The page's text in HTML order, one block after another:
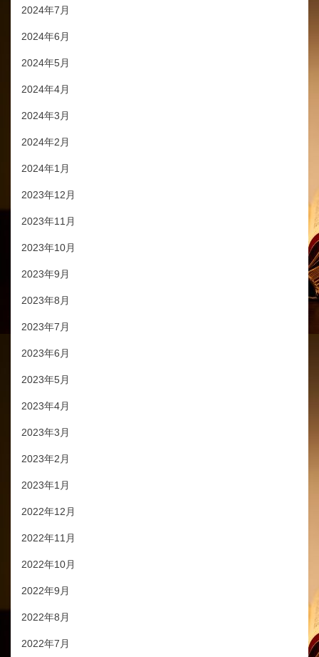
2024年7月
2024年6月
2024年5月
2024年4月
2024年3月
2024年2月
2024年1月
2023年12月
2023年11月
2023年10月
2023年9月
2023年8月
2023年7月
2023年6月
2023年5月
2023年4月
2023年3月
2023年2月
2023年1月
2022年12月
2022年11月
2022年10月
2022年9月
2022年8月
2022年7月